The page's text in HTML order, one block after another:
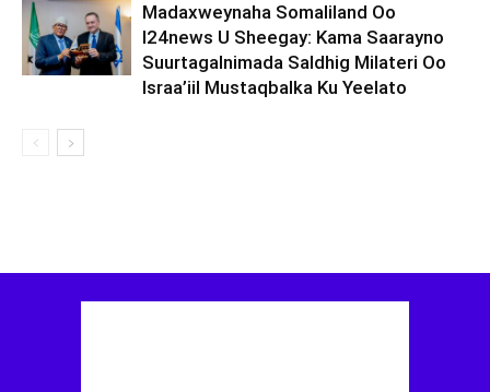
Madaxweynaha Somaliland Oo
I24news U Sheegay: Kama Saarayno
Suurtagalnimada Saldhig Milateri Oo
Israa’iil Mustaqbalka Ku Yeelato